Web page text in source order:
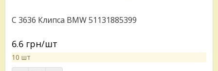
C 3636 Клипса BMW 51131885399
6.6 грн/шт
10 шт